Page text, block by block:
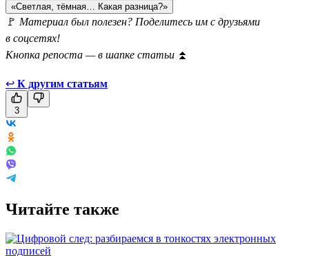
«Светлая, тёмная… Какая разница?»
🚩 Материал был полезен? Поделитесь им с друзьями
в соцсетях!
Кнопка репоста — в шапке статьи ⏫
↩ К другим статьям
3
Читайте также